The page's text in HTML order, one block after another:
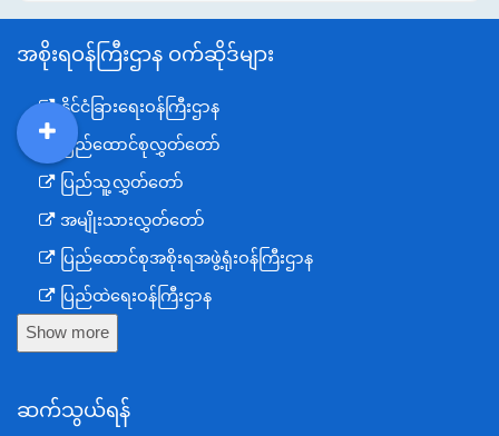
အစိုးရဝန်ကြီးဌာန ဝက်ဆိုဒ်များ
နိုင်ငံခြားရေးဝန်ကြီးဌာန
ပြည်ထောင်စုလွှတ်တော်
ပြည်သူ့လွှတ်တော်
အမျိုးသားလွှတ်တော်
ပြည်ထောင်စုအစိုးရအဖွဲ့ရုံးဝန်ကြီးဌာန
ပြည်ထဲရေးဝန်ကြီးဌာန
ကာကွယ်ရေးဝန်ကြီးဌာန
စီမံကိန်း၊ဘဏ္ဍာရေးနှင့်စက်မှုဝန်ကြီးဌာန
Show more
ဆက်သွယ်ရန်